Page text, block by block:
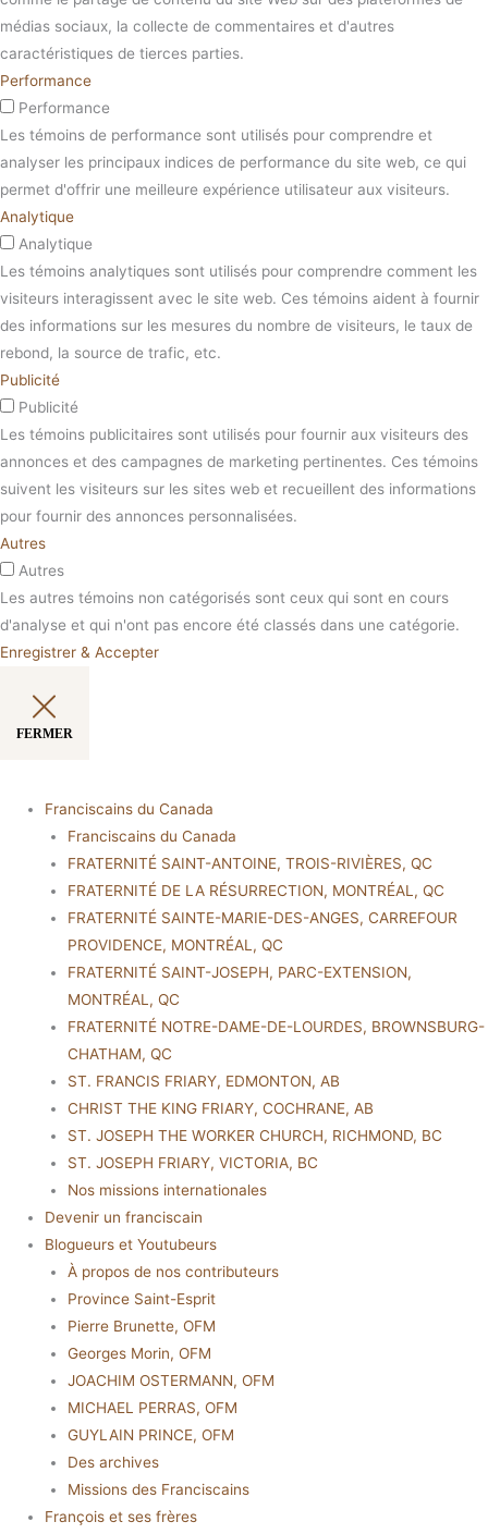
médias sociaux, la collecte de commentaires et d'autres
caractéristiques de tierces parties.
Performance
Performance
Les témoins de performance sont utilisés pour comprendre et
analyser les principaux indices de performance du site web, ce qui
permet d'offrir une meilleure expérience utilisateur aux visiteurs.
Analytique
Analytique
Les témoins analytiques sont utilisés pour comprendre comment les
visiteurs interagissent avec le site web. Ces témoins aident à fournir
des informations sur les mesures du nombre de visiteurs, le taux de
rebond, la source de trafic, etc.
Publicité
Publicité
Les témoins publicitaires sont utilisés pour fournir aux visiteurs des
annonces et des campagnes de marketing pertinentes. Ces témoins
suivent les visiteurs sur les sites web et recueillent des informations
pour fournir des annonces personnalisées.
Autres
Autres
Les autres témoins non catégorisés sont ceux qui sont en cours
d'analyse et qui n'ont pas encore été classés dans une catégorie.
Enregistrer & Accepter
FERMER
Franciscains du Canada
Franciscains du Canada
FRATERNITÉ SAINT-ANTOINE, TROIS-RIVIÈRES, QC
FRATERNITÉ DE LA RÉSURRECTION, MONTRÉAL, QC
FRATERNITÉ SAINTE-MARIE-DES-ANGES, CARREFOUR
PROVIDENCE, MONTRÉAL, QC
FRATERNITÉ SAINT-JOSEPH, PARC-EXTENSION,
MONTRÉAL, QC
FRATERNITÉ NOTRE-DAME-DE-LOURDES, BROWNSBURG-
CHATHAM, QC
ST. FRANCIS FRIARY, EDMONTON, AB
CHRIST THE KING FRIARY, COCHRANE, AB
ST. JOSEPH THE WORKER CHURCH, RICHMOND, BC
ST. JOSEPH FRIARY, VICTORIA, BC
Nos missions internationales
Devenir un franciscain
Blogueurs et Youtubeurs
À propos de nos contributeurs
Province Saint-Esprit
Pierre Brunette, OFM
Georges Morin, OFM
JOACHIM OSTERMANN, OFM
MICHAEL PERRAS, OFM
GUYLAIN PRINCE, OFM
Des archives
Missions des Franciscains
François et ses frères